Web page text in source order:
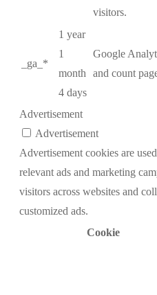
visitors.
_ga_*
1 year
1
month
4 days
Google
and count
Advertisement
Advertisement
Advertisement cookies are
relevant ads and marketing
visitors across websites and
customized ads.
Cookie